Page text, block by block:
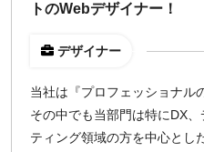
トのWebデザイナー！
デザイナー
当社は『プロフェッショナル
その中でも当部門は特にDX
ティング領域の方を中心とし